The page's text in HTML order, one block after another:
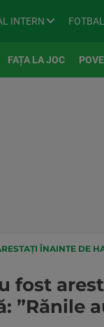
INTERN
FAȚA LA JOC
ÎNAINTE DE
fost
”Rănile